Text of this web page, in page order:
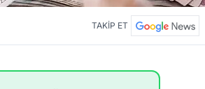
TAKİP ET